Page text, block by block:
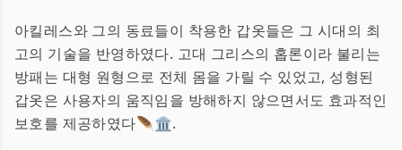
아킬레스와 그의 동료들이 착용한 갑옷들은 그 시대의 최
고의 기술을 반영하였다. 고대 그리스의 홉론이라 불리는
방패는 대형 원형으로 전체 몸을 가릴 수 있었고, 성형된
갑옷은 사용자의 움직임을 방해하지 않으면서도 효과적인
보호를 제공하였다🪶🏛️.